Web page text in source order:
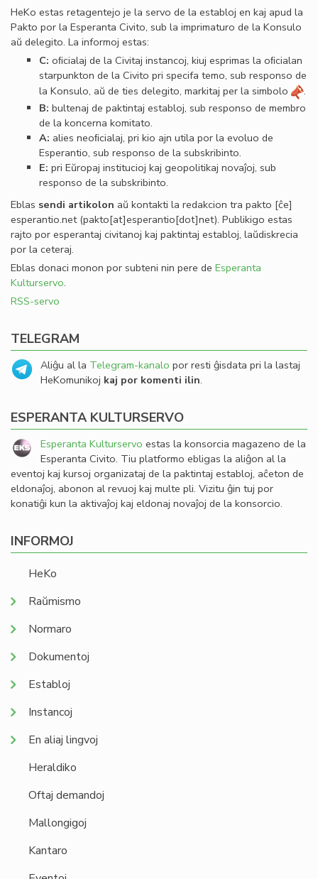
HeKo estas retagentejo je la servo de la establoj en kaj apud la
Pakto por la Esperanta Civito, sub la imprimaturo de la Konsulo
aŭ delegito. La informoj estas:
C: oﬁcialaj de la Civitaj instancoj, kiuj esprimas la oﬁcialan
starpunkton de la Civito pri specifa temo, sub responso de
la Konsulo, aŭ de ties delegito, markitaj per la simbolo
.
B: bultenaj de paktintaj establoj, sub responso de membro
de la koncerna komitato.
A: alies neoﬁcialaj, pri kio ajn utila por la evoluo de
Esperantio, sub responso de la subskribinto.
E: pri Eŭropaj institucioj kaj geopolitikaj novaĵoj, sub
responso de la subskribinto.
Eblas sendi artikolon aŭ kontakti la redakcion tra pakto [ĉe]
esperantio.net(pakto[at]esperantio[dot]net). Publikigo estas
rajto por esperantaj civitanoj kaj paktintaj establoj, laŭdiskrecia
por la ceteraj.
Eblas donaci monon por subteni nin pere de Esperanta
Kulturservo.
RSS-servo
TELEGRAM
Aliĝu al la Telegram-kanalo por resti ĝisdata pri la lastaj
HeKomunikoj kaj por komenti ilin.
ESPERANTA KULTURSERVO
Esperanta Kulturservo estas la konsorcia magazeno de la
Esperanta Civito. Tiu platformo ebligas la aliĝon al la
eventoj kaj kursoj organizataj de la paktintaj establoj, aĉeton de
eldonaĵoj, abonon al revuoj kaj multe pli. Vizitu ĝin tuj por
konatiĝi kun la aktivaĵoj kaj eldonaj novaĵoj de la konsorcio.
INFORMOJ
HeKo
Raŭmismo
Normaro
Dokumentoj
Establoj
Instancoj
En aliaj lingvoj
Heraldiko
Oftaj demandoj
Mallongigoj
Kantaro